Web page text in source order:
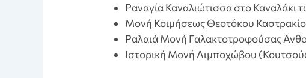
Pαναγία Καναλιώτισσα στο Καναλάκι
Mονή Κοιμήσεως Θεοτόκου
Pαλαιά Μονή Γαλακτοτροφούσας
Iστορική Μονή Λιμποχώβου